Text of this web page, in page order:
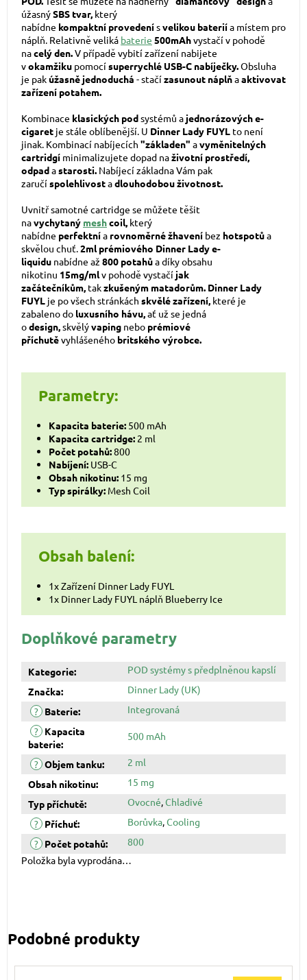
úžasnýSBS tvar, který
nabídne kompaktní provedenísvelikou bateriía místem pro
náplň. Relativně veliká baterie 500mAhvystačí v pohodě
nacelý den.V případě vybití zařízení nabijete
vokamžiku pomocísuperrychlé USB-C nabíječky.Obsluha
je pakúžasně jednoduchá - stačízasunout náplňaaktivovat
zařízení potahem.
Kombinace klasických podsystémů a jednorázových e-
cigaret je stále oblíbenější. U Dinner Lady FUYL to není
jinak. Kombinací nabíjecích "základen" avyměnitelných
cartridgí minimalizujete dopad naživotní prostředí,
odpadastarosti. Nabíjecí základna Vám pak
zaručíspolehlivostadlouhodobou životnost.
Uvnitř samotné cartridge se můžete těšit
navychytaný meshcoil, který
nabídne perfektnía rovnoměrné žhavení bez hotspotůa
skvělou chuť.2ml prémiového Dinner Ladye-
liquidu nabídne až 800 potahůa díky obsahu
nikotinu 15mg/mlv pohodě vystačí jak
začátečníkům, takzkušeným matadorům. Dinner Lady
FUYL je po všech stránkách skvělé zařízení, které je
zabaleno do luxusního hávu,ať už se jedná
odesign,skvělývaping nebo prémiové
příchutěvyhlášeného britského výrobce.
Parametry:
Kapacita baterie: 500 mAh
Kapacita cartridge: 2 ml
Počet potahů:800
Nabíjení: USB-C
Obsah nikotinu: 15 mg
Typ spirálky: Mesh Coil
Obsah balení:
1x Zařízení Dinner Lady FUYL
1x Dinner Lady FUYL náplň Blueberry Ice
Doplňkové parametry
Kategorie:
POD systémy s předplněnou kapslí
Značka:
Dinner Lady (UK)
? Baterie:
Integrovaná
? Kapacita
baterie:
500 mAh
? Objem tanku:
2 ml
Obsah nikotinu:
15 mg
Typ příchutě: Ovocné,Chladivé
? Příchuť: Borůvka,Cooling
? Počet potahů:
800
Položka byla vyprodána…